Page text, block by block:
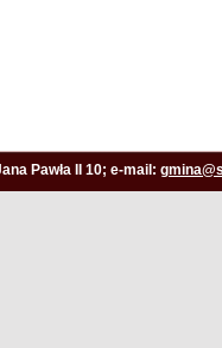
Pawła II 10; e-mail: